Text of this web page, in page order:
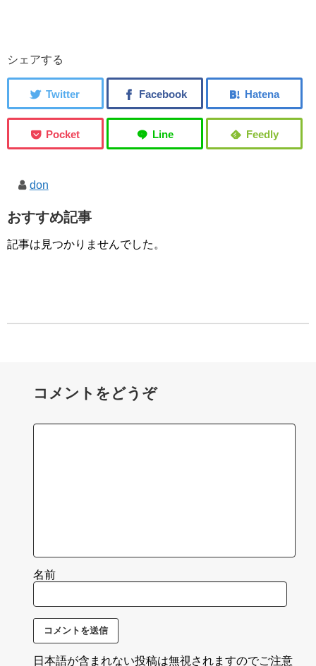
シェアする
don
おすすめ記事
記事は見つかりませんでした。
コメントをどうぞ
名前
日本語が含まれない投稿は無視されますのでご注意